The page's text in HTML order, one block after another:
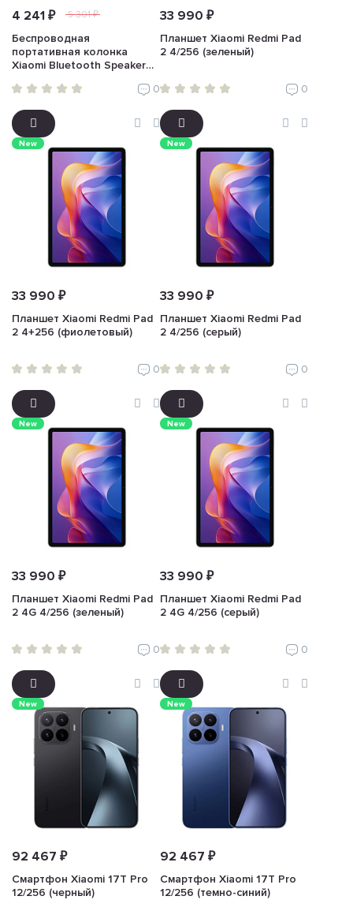
4 241 ₽ 5 301 ₽
Беспроводная
портативная колонка
Xiaomi Bluetooth Speaker
0
33 990 ₽
Планшет Xiaomi Redmi Pad
2 4/256 (зеленый)
0
New
33 990 ₽
Планшет Xiaomi Redmi Pad
2 4+256 (фиолетовый)
0
New
33 990 ₽
Планшет Xiaomi Redmi Pad
2 4/256 (серый)
0
New
33 990 ₽
Планшет Xiaomi Redmi Pad
2 4G 4/256 (зеленый)
0
New
33 990 ₽
Планшет Xiaomi Redmi Pad
2 4G 4/256 (серый)
0
New
92 467 ₽
Смартфон Xiaomi 17T Pro
12/256 (черный)
New
92 467 ₽
Смартфон Xiaomi 17T Pro
12/256 (темно-синий)